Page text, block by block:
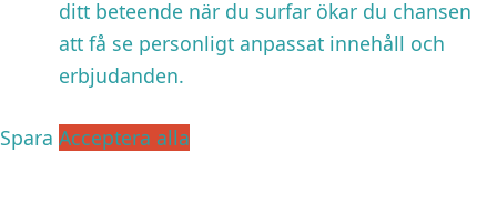
ditt beteende när du surfar ökar du chansen
att få se personligt anpassat innehåll och
erbjudanden.
Spara Acceptera alla